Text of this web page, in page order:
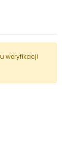
weryfikacji